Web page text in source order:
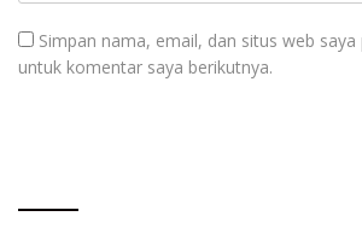
Simpan nama, email, dan situs web
untuk komentar saya berikutnya.